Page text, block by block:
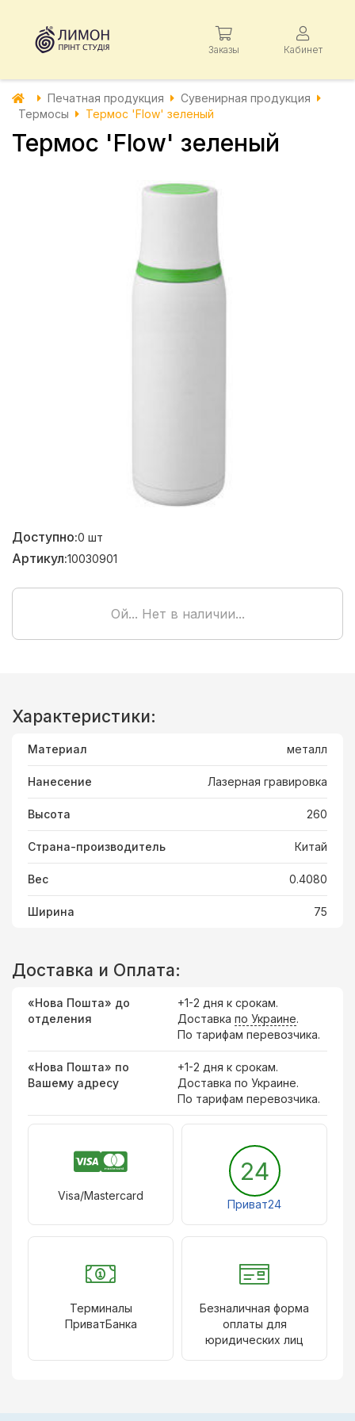
Заказы Кабинет
Печатная продукция
Сувенирная продукция
Термосы
Термос 'Flow' зеленый
Термос 'Flow' зеленый
Доступно:0 шт
Артикул:10030901
Ой... Нет в наличии...
Характеристики:
Материал металл
Нанесение Лазерная гравировка
Высота 260
Страна-производитель Китай
Вес 0.4080
Ширина 75
Доставка и Оплата:
«Нова Пошта» до
отделения
+1-2 дня к срокам.
Доставка по Украине.
По тарифам перевозчика.
«Нова Пошта» по
Вашему адресу
+1-2 дня к срокам.
Доставка по Украине.
По тарифам перевозчика.
Visa/Mastercard
24
Приват24
Терминалы
ПриватБанка
Безналичная форма
оплаты для
юридических лиц